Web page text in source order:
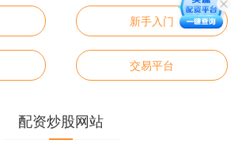
新手入门
交易平台
配资炒股网站